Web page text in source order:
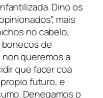
Dino os
mais
no cabelo,
de
queremos a
que facer coa
futuro, e
Denegamos o